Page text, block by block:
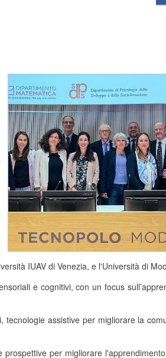
IUAV di Venezia, e l'Università di
e cognitivi, con un focus
assistive per migliorare la
per migliorare